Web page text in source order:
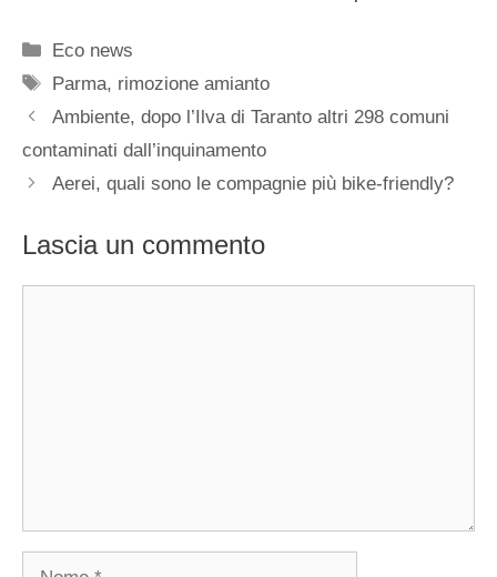
Categorie
Eco news
Tag
Parma, rimozione amianto
Ambiente, dopo l’Ilva di Taranto altri 298 comuni
contaminati dall’inquinamento
Aerei, quali sono le compagnie più bike-friendly?
Lascia un commento
Nome